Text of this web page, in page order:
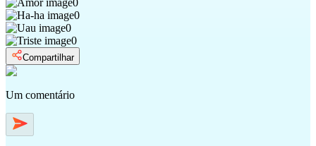
0
0
0
Compartilhar
Um comentário